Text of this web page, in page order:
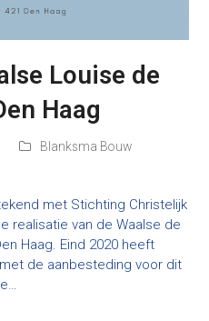
Louise de
Haag
Blanksma Bouw
met Stichting Christelijk
realisatie van de Waalse de
Haag. Eind 2020 heeft
de aanbesteding voor dit